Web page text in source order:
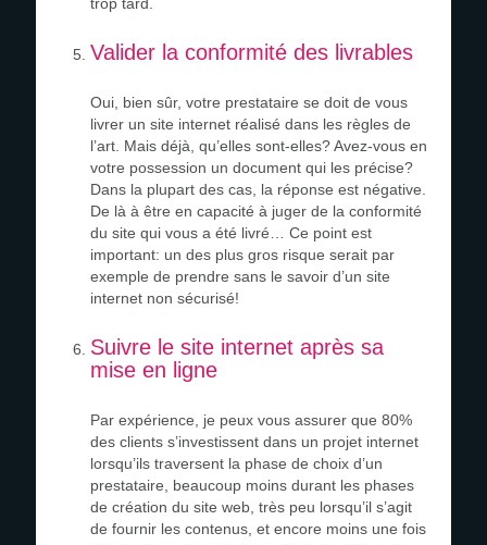
Valider la conformité des livrables
Oui, bien sûr, votre prestataire se doit de vous
livrer un site internet réalisé dans les règles de
l’art. Mais déjà, qu’elles sont-elles? Avez-vous en
votre possession un document qui les précise?
Dans la plupart des cas, la réponse est négative.
De là à être en capacité à juger de la conformité
du site qui vous a été livré… Ce point est
important: un des plus gros risque serait par
exemple de prendre sans le savoir d’un site
internet non sécurisé!
Suivre le site internet après sa
mise en ligne
Par expérience, je peux vous assurer que 80%
des clients s’investissent dans un projet internet
lorsqu’ils traversent la phase de choix d’un
prestataire, beaucoup moins durant les phases
de création du site web, très peu lorsqu’il s’agit
de fournir les contenus, et encore moins une fois